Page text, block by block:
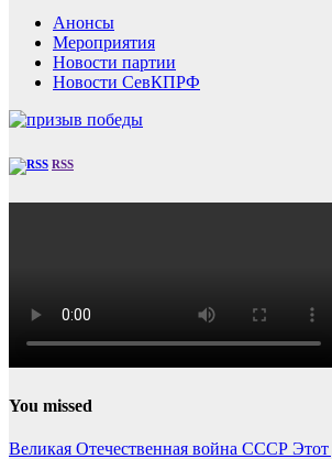
Анонсы
Мероприятия
Новости партии
Новости СевКПРФ
RSS
You missed
Великая Отечественная война СССР Этот